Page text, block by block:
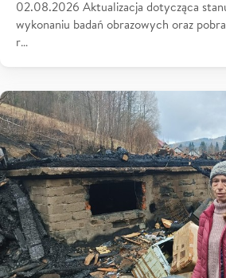
02.08.2026 Aktualizacja dotycząca
wykonaniu badań obrazowych oraz
r…